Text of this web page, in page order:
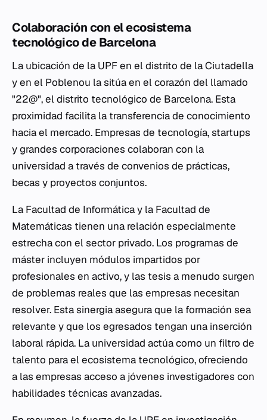
Colaboración con el ecosistema
tecnológico de Barcelona
La ubicación de la UPF en el distrito de la Ciutadella
y en el Poblenou la sitúa en el corazón del llamado
"22@", el distrito tecnológico de Barcelona. Esta
proximidad facilita la transferencia de conocimiento
hacia el mercado. Empresas de tecnología, startups
y grandes corporaciones colaboran con la
universidad a través de convenios de prácticas,
becas y proyectos conjuntos.
La Facultad de Informática y la Facultad de
Matemáticas tienen una relación especialmente
estrecha con el sector privado. Los programas de
máster incluyen módulos impartidos por
profesionales en activo, y las tesis a menudo surgen
de problemas reales que las empresas necesitan
resolver. Esta sinergia asegura que la formación sea
relevante y que los egresados tengan una inserción
laboral rápida. La universidad actúa como un filtro de
talento para el ecosistema tecnológico, ofreciendo
a las empresas acceso a jóvenes investigadores con
habilidades técnicas avanzadas.